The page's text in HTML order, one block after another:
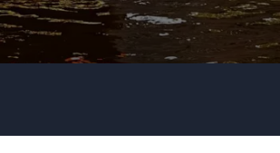
Firma / Organisation